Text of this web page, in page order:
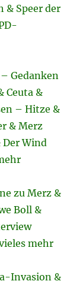
& Speer der
Gedanken
Ceuta &
– Hitze &
& Merz
Wind
zu Merz &
Boll &
mehr
Invasion &